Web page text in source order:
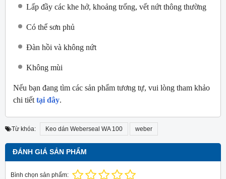
Lấp đầy các khe hở, khoảng trống, vết nứt thông thường
Có thể sơn phủ
Đàn hồi và không nứt
Không mùi
Nếu bạn đang tìm các sản phẩm tương tự, vui lòng tham khảo
chi tiết tại đây.
Từ khóa: Keo dán Weberseal WA 100 weber
ĐÁNH GIÁ SẢN PHẨM
Bình chọn sản phẩm: